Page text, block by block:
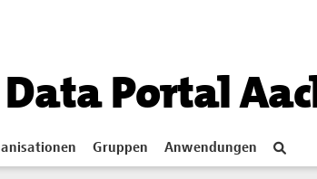
Portal
Gruppen Anwendungen